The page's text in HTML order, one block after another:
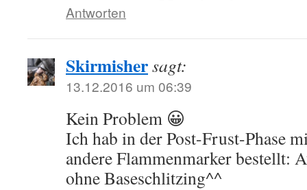
Antworten
Skirmishersagt:
13.12.2016 um 06:39
Kein Problem 😀
Ich hab in der Post-Frust-Phase
andere Flammenmarker bestellt:
ohne Baseschlitzing^^